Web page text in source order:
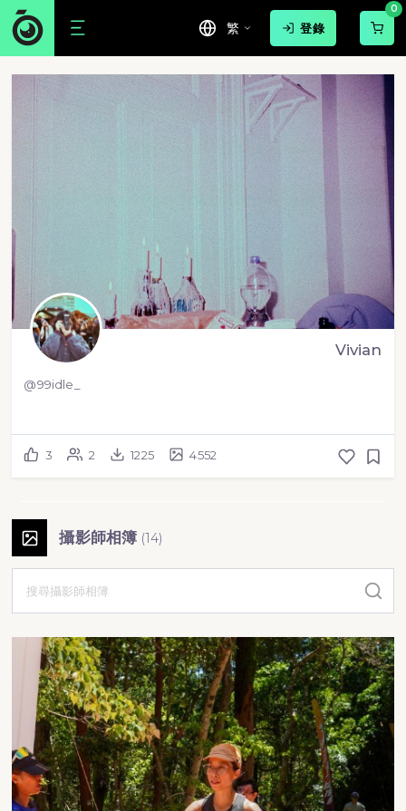
繁 登錄
0
Vivian
@99idle_
3 2 1225 4552
攝影師相簿 (14)